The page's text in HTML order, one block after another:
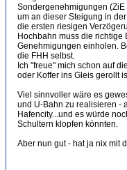
Sondergenehmigungen
um an dieser Steigung in
die ersten riesigen
Hochbahn muss die richtige
Genehmigungen einholen.
die FHH selbst.
Ich "freue" mich schon auf
oder Koffer ins Gleis gerollt
Viel sinnvoller wäre es
und U-Bahn zu realisieren -
Hafencity...und es würde
Schultern klopfen könnten.
Aber nun gut - hat ja nix mit